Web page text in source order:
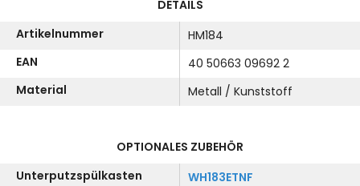
DETAILS
Artikelnummer
HM184
EAN
40 50663 09692 2
Material
Metall / Kunststoff
OPTIONALES ZUBEHÖR
Unterputzspülkasten
WH183ETNF